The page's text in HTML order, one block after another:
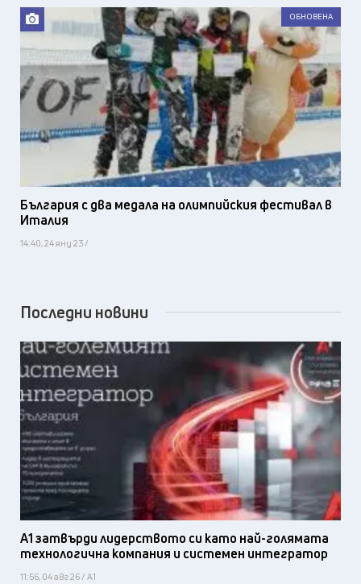
ОБНОВЕНА
България с два медала на олимпийския фестивал в
Италия
14:40, 24 яну 23 /
Последни новини
А1 затвърди лидерството си като най-голямата
технологична компания и системен интегратор
11:56, 04 авг 26 / А1